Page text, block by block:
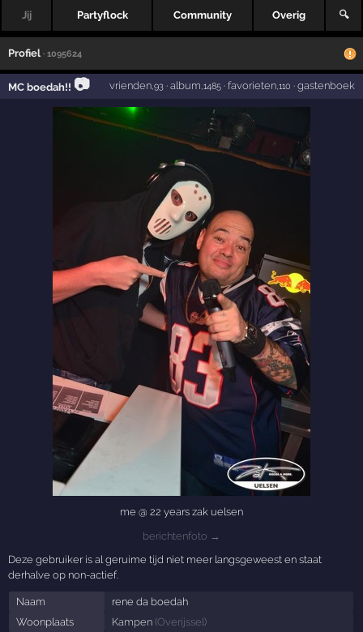
Jij Partyflock Community Overig 🔍
Profiel · 1095624
MC boedah!! 📷 vrienden,93· album ,1485· favorieten,110 · gastenboek
me @ 22 years zak uelsen
berichtenfoto →
Deze gebruiker is al geruime tijd niet meer langsgeweest en staat
derhalve op non-actief.
Naam
rene da boedah
Woonplaats
Kampen (Overijssel)